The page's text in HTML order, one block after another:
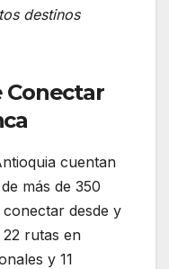
destinos
Conectar
cuentan
más de 350
desde y
rutas en
y 11